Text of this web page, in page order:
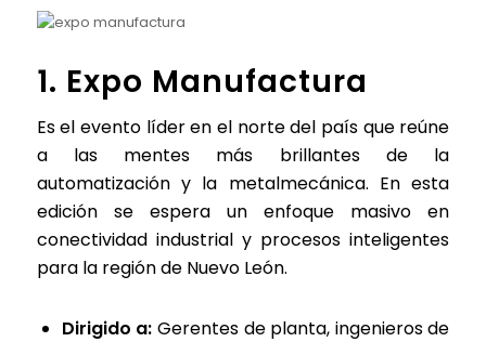
1. Expo Manufactura
Es el evento líder en el norte del país que reúne
a las mentes más brillantes de la
automatización y la metalmecánica. En esta
edición se espera un enfoque masivo en
conectividad industrial y procesos inteligentes
para la región de Nuevo León.
Dirigido a: Gerentes de planta, ingenieros de